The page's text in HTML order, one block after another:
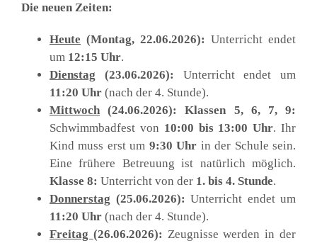
Die neu­en Zei­ten:
Heu­te (Mon­tag, 22.06.2026): Unter­richt endet
um 12:15 Uhr.
Diens­tag (23.06.2026): Unter­richt endet um
11:20 Uhr (nach der 4. Stun­de).
Mitt­woch (24.06.2026):
Klas­sen 5, 6, 7, 9:
Schwimm­bad­fest von 10:00 bis 13:00 Uhr. Ihr
Kind muss erst um 9:30 Uhr in der Schu­le sein.
Eine frü­he­re Betreu­ung ist natür­lich mög­lich.
Klas­se 8: Unter­richt von der 1. bis 4. Stun­de.
Don­ners­tag (25.06.2026): Unter­richt endet um
11:20 Uhr (nach der 4. Stun­de).
Frei­tag (26.06.2026): Zeug­nis­se wer­den in der